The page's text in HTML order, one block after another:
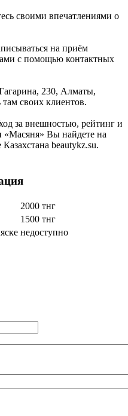
своими впечатлениями о
на приём
с помощью контактных
230, Алматы,
там своих клиентов.
за внешностью, рейтинг и
«Масяня» Вы найдете на
beautykz.su.
2000 тнг
1500 тнг
недоступно